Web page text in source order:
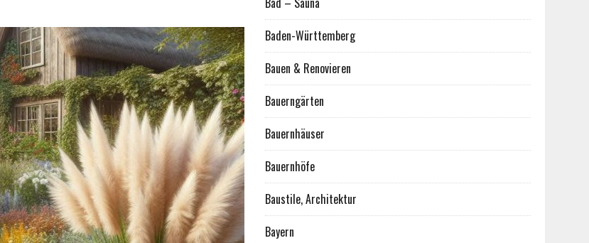
Baden-Württemberg
Bauen & Renovieren
Bauerngärten
Bauernhäuser
Bauernhöfe
Baustile, Architektur
Bayern